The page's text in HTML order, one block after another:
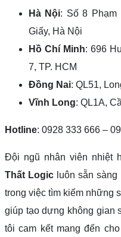
Hà Nội: Số 8 Phạm
Giấy, Hà Nội
Hồ Chí Minh: 696
7, TP. HCM
Đồng Nai: QL51,
Vĩnh Long: QL1A,
Hotline: 0928 333 666 –
Đội ngũ nhân viên nhiệt
Thất Logic luôn sẵn
trong việc tìm kiếm những
giúp tạo dựng không gian
tôi cam kết mang đến